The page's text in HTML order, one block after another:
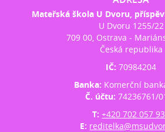
Mateřská škola U Dvoru,
U Dvoru 1255/22
709 00, Ostrava -
Česká republika
IČ:70984204
Banka: Komerční
Č. účtu: 74236761/
T:+420 702 057
E: